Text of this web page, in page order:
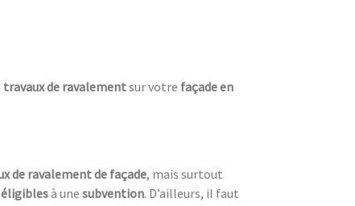
travaux de ravalementsur votre façade en
de ravalement de façade, mais surtout
éligiblesà une subvention. D’ailleurs, il faut